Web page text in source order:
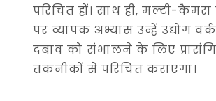
परिचित हों। साथ ही, मल्टी-कैमरा
पर व्यापक अभ्यास उन्हें उद्योग
दबाव को संभालने के लिए
तकनीकों से परिचित कराएगा।